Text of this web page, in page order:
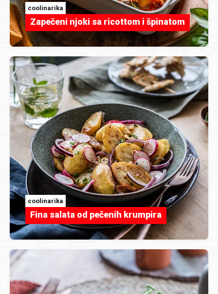
coolinarika
Zapečeni njoki sa ricottom i špinatom
coolinarika
Fina salata od pečenih krumpira